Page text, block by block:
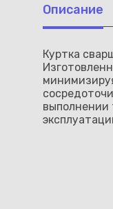
Описание
Куртка
выполнении